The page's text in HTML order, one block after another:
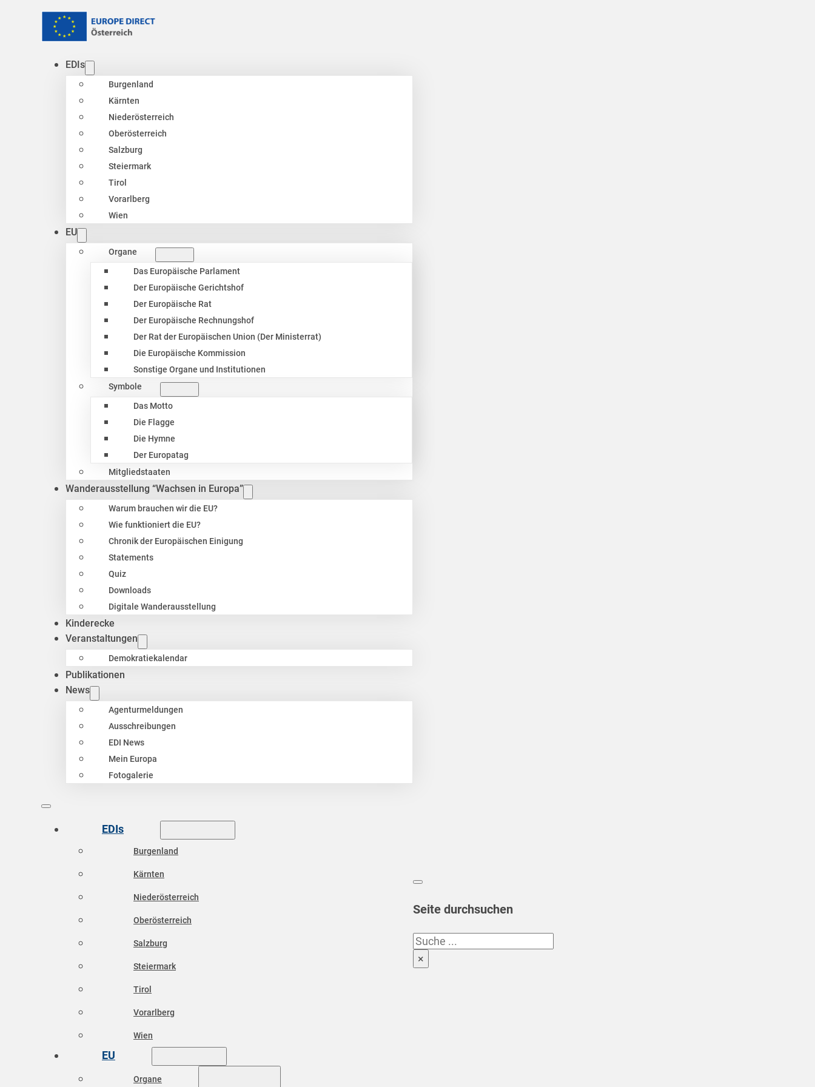
EDIs
Burgenland
Kärnten
Niederösterreich
Oberösterreich
Salzburg
Steiermark
Tirol
Vorarlberg
Wien
EU
Organe
Das Europäische Parlament
Der Europäische Gerichtshof
Der Europäische Rat
Der Europäische Rechnungshof
Der Rat der Europäischen Union (Der Ministerrat)
Die Europäische Kommission
Sonstige Organe und Institutionen
Symbole
Das Motto
Die Flagge
Die Hymne
Der Europatag
Mitgliedstaaten
Wanderausstellung “Wachsen in Europa”
Warum brauchen wir die EU?
Wie funktioniert die EU?
Chronik der Europäischen Einigung
Statements
Quiz
Downloads
Digitale Wanderausstellung
Kinderecke
Veranstaltungen
Demokratiekalendar
Publikationen
News
Agenturmeldungen
Ausschreibungen
EDI News
Mein Europa
Fotogalerie
EDIs
Burgenland
Kärnten
Niederösterreich
Oberösterreich
Salzburg
Steiermark
Tirol
Vorarlberg
Wien
EU
Organe
Seite durchsuchen
Suchen
×